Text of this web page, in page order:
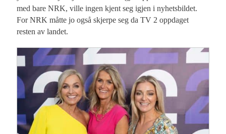
med bare NRK, ville ingen kjent seg igjen i nyhetsbildet.
For NRK måtte jo også skjerpe seg da TV 2 oppdaget
resten av landet.